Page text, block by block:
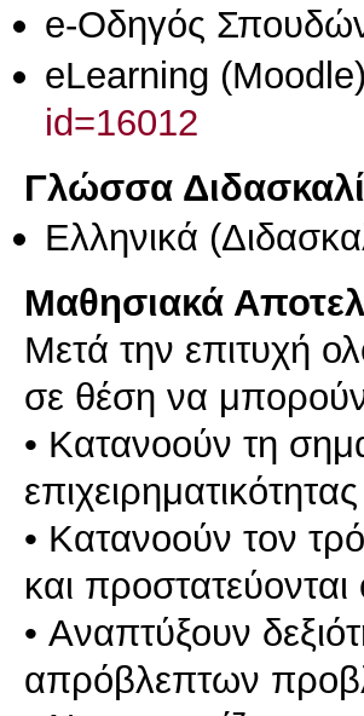
e-Οδηγός
eLearning
id=16012
Γλώσσα
Ελληνικά
Μαθησιακά
Μετά την επιτυχή
σε θέση να
• Κατανοούν τη
• Κατανοούν τον
και προστατεύονται
• Aναπτύξουν
απρόβλεπτων